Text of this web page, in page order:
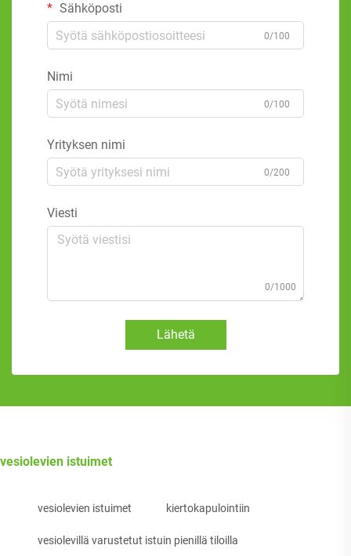
Sähköposti
0/100
Nimi
0/100
Yrityksen nimi
0/200
Viesti
0/1000
Lähetä
vesiolevien istuimet
vesiolevien istuimet kiertokapulointiin
vesiolevillä varustetut istuin pienillä tiloilla